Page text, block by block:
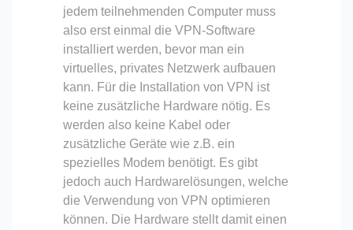
jedem teilnehmenden Computer muss
also erst einmal die VPN-Software
installiert werden, bevor man ein
virtuelles, privates Netzwerk aufbauen
kann. Für die Installation von VPN ist
keine zusätzliche Hardware nötig. Es
werden also keine Kabel oder
zusätzliche Geräte wie z.B. ein
spezielles Modem benötigt. Es gibt
jedoch auch Hardwarelösungen, welche
die Verwendung von VPN optimieren
können. Die Hardware stellt damit einen